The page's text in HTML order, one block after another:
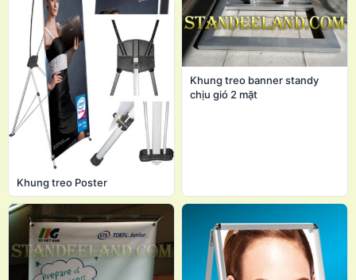
Khung treo Poster
Khung treo banner standy
chịu gió 2 mặt